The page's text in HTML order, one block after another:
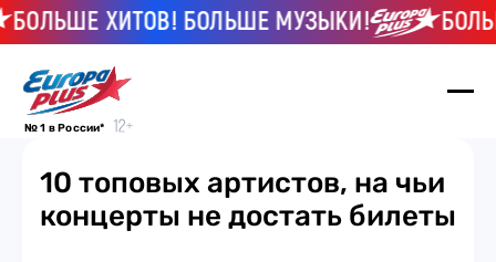
ХИТОВ! БОЛЬШЕ МУЗЫКИ! БОЛЬШЕ
№ 1 в России*
10 топовых артистов, на чьи
концерты не достать билеты